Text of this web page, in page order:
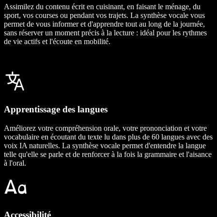
Assimilez du contenu écrit en cuisinant, en faisant le ménage, du
sport, vos courses ou pendant vos trajets. La synthèse vocale vous
permet de vous informer et d'apprendre tout au long de la journée,
sans réserver un moment précis à la lecture : idéal pour les rythmes
de vie actifs et l'écoute en mobilité.
Apprentissage des langues
Améliorez votre compréhension orale, votre prononciation et votre
vocabulaire en écoutant du texte lu dans plus de 60 langues avec des
voix IA naturelles. La synthèse vocale permet d'entendre la langue
telle qu'elle se parle et de renforcer à la fois la grammaire et l'aisance
à l'oral.
Accessibilité